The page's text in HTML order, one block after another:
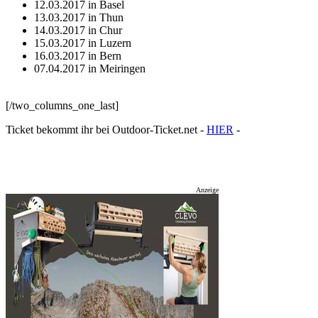
12.03.2017 in Basel
13.03.2017 in Thun
14.03.2017 in Chur
15.03.2017 in Luzern
16.03.2017 in Bern
07.04.2017 in Meiringen
[/two_columns_one_last]
Ticket bekommt ihr bei Outdoor-Ticket.net - HIER -
Anzeige